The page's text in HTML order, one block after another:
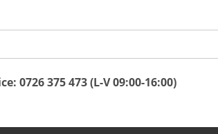
0726 375 473 (L-V 09:00-16:00)